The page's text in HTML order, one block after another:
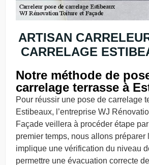
ARTISAN
CARRELAGE
Notre méthode de
carrelage terrasse à
Pour réussir une pose de carrelage
Estibeaux, l’entreprise WJ
Façade veillera à procéder étape
premier temps, nous allons préparer
implique une vérification du niveau
permettre une évacuation correcte